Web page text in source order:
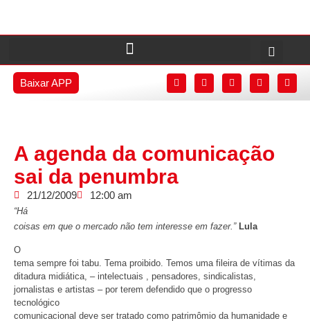
Baixar APP
A agenda da comunicação
sai da penumbra
21/12/2009 12:00 am
“Há
coisas em que o mercado não tem interesse em fazer.” Lula
O
tema sempre foi tabu. Tema proibido. Temos uma fileira de vítimas da
ditadura midiática, – intelectuais , pensadores, sindicalistas,
jornalistas e artistas – por terem defendido que o progresso
tecnológico
comunicacional deve ser tratado como patrimômio da humanidade e